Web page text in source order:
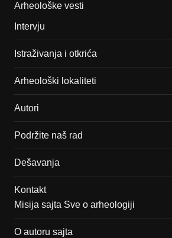
Arheološke vesti
Intervju
Istraživanja i otkrića
Arheološki lokaliteti
Autori
Podržite naš rad
Dešavanja
Kontakt
Misija sajta Sve o arheologiji
O autoru sajta